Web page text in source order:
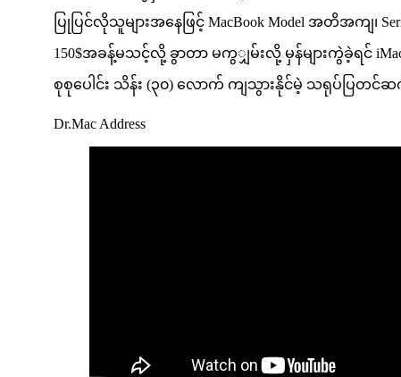
ပြုပြင်လိုသူများအနေဖြင့် MacBook Model အတိအကျ၊
150$အခန့်မသင့်လို့ ခွာတာ မကွျှမ်းလို့ မှန်များကွဲခဲ့ရင် iMac
စုစုပေါင်း သိန်း (၃၀) လောက် ကျသွားနိုင်မဲ့ သရုပ်ပြတင်
Dr.Mac Address